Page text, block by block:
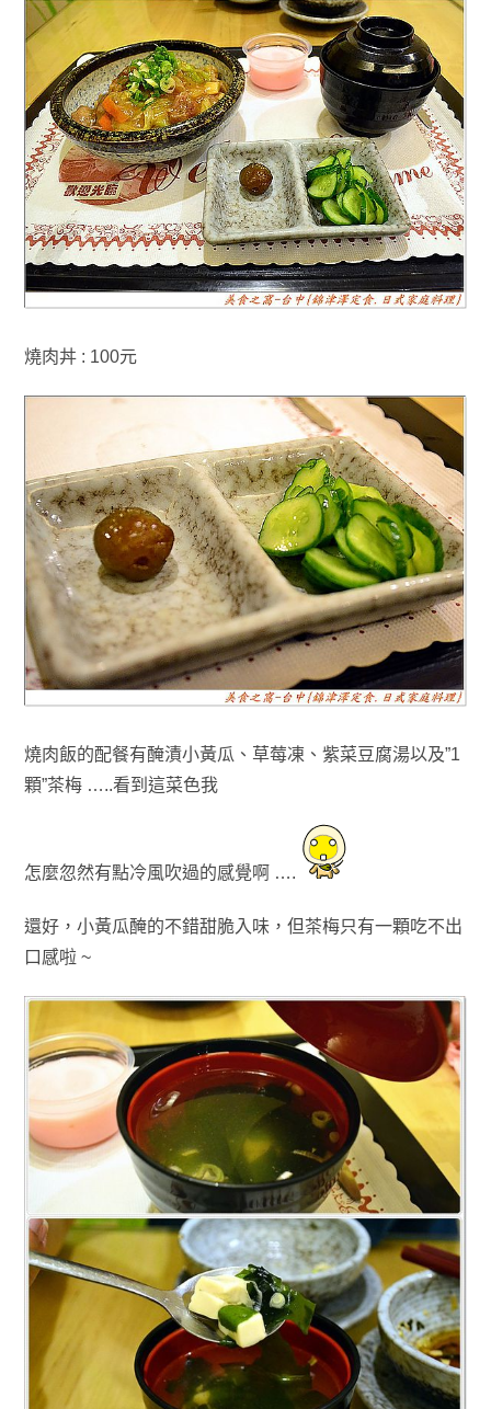
燒肉丼 : 100元
燒肉飯的配餐有醃漬小黃瓜 、草莓凍 、紫菜豆腐湯以及”1
顆”茶梅 …..看到這菜色我
怎麼忽然有點冷風吹過的感覺啊 ….
還好， 小黃瓜醃的不錯甜脆入味， 但茶梅只有一顆吃不出
口感啦 ~